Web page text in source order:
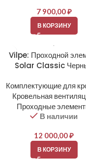
7 900,00₽
В КОРЗИНУ
Vilpe: Проходной
Solar Classic
Комплектующие для
Кровельная
Проходные
В наличии
12 000,00₽
В КОРЗИНУ